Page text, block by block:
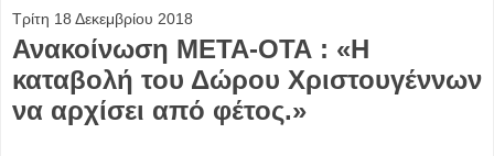
Τρίτη 18 Δεκεμβρίου 2018
Ανακοίνωση ΜΕΤΑ-ΟΤΑ : «Η
καταβολή του Δώρου Χριστουγέννων
να αρχίσει από φέτος.»